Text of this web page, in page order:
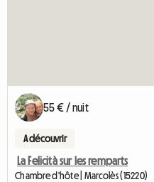
55 € / nuit
A découvrir
La Felicità sur les remparts
Chambre d'hôte | Marcolès (15220)